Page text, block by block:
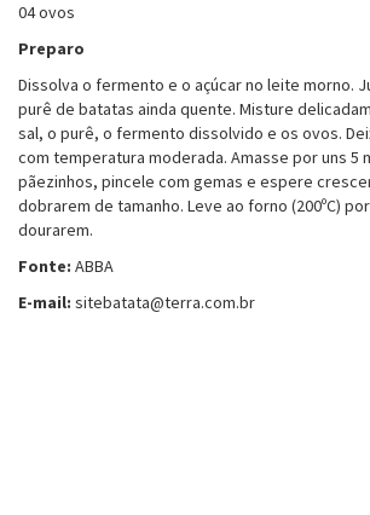
04 ovos
Preparo
Dissolva o fermento e o açúcar no leite morno.
purê de batatas ainda quente. Misture
sal, o purê, o fermento dissolvido e os ovos.
com temperatura moderada. Amasse por uns 5
pãezinhos, pincele com gemas e espere
dobrarem de tamanho. Leve ao forno (200ºC)
dourarem.
Fonte: ABBA
E-mail: sitebatata@terra.com.br